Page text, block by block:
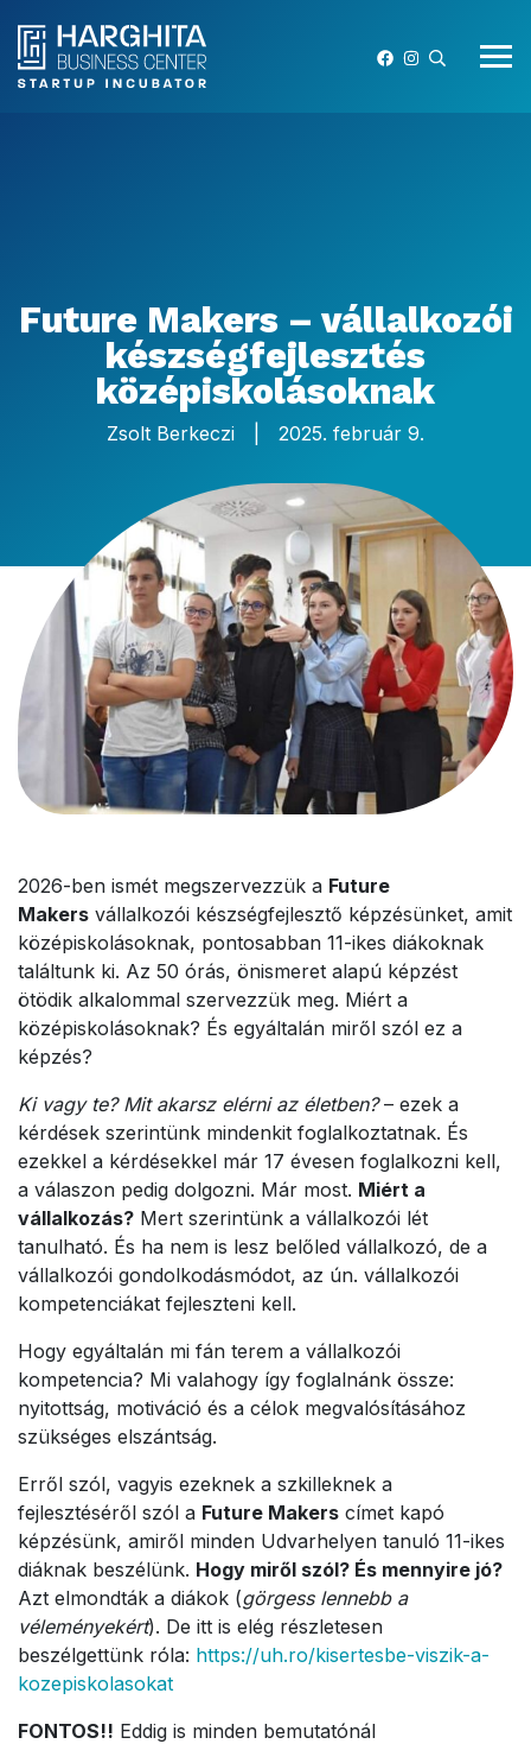
Future Makers – vállalkozói
készségfejlesztés
középiskolásoknak
Zsolt Berkeczi 2025. február 9.
2026-ben ismét megszervezzük a Future
Makers vállalkozói készségfejlesztő képzésünket, amit
középiskolásoknak, pontosabban 11-ikes diákoknak
találtunk ki. Az 50 órás, önismeret alapú képzést
ötödik alkalommal szervezzük meg. Miért a
középiskolásoknak? És egyáltalán miről szól ez a
képzés?
Ki vagy te? Mit akarsz elérni az életben?– ezek a
kérdések szerintünk mindenkit foglalkoztatnak. És
ezekkel a kérdésekkel már 17 évesen foglalkozni kell,
a válaszon pedig dolgozni. Már most. Miért a
vállalkozás? Mert szerintünk a vállalkozói lét
tanulható. És ha nem is lesz belőled vállalkozó, de a
vállalkozói gondolkodásmódot, az ún. vállalkozói
kompetenciákat fejleszteni kell.
Hogy egyáltalán mi fán terem a vállalkozói
kompetencia? Mi valahogy így foglalnánk össze:
nyitottság, motiváció és a célok megvalósításához
szükséges elszántság.
Erről szól, vagyis ezeknek a szkilleknek a
fejlesztéséről szól a Future Makers címet kapó
képzésünk, amiről minden Udvarhelyen tanuló 11-ikes
diáknak beszélünk. Hogy miről szól? És mennyire jó?
Azt elmondták a diákok (görgess lennebb a
véleményekért). De itt is elég részletesen
beszélgettünk róla: https://uh.ro/kisertesbe-viszik-a-
kozepiskolasokat
FONTOS!! Eddig is minden bemutatónál